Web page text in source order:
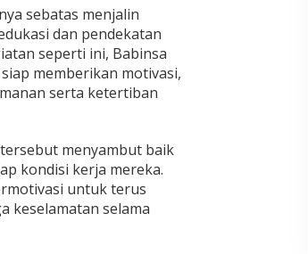
sebatas menjalin
dan pendekatan
seperti ini, Babinsa
memberikan motivasi,
serta ketertiban
menyambut baik
kondisi kerja mereka.
untuk terus
keselamatan selama